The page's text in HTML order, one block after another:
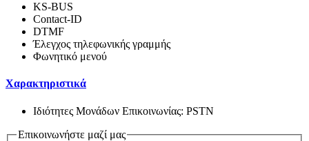
KS-BUS
Contact-ID
DTMF
Έλεγχος τηλεφωνικής γραμμής
Φωνητικό μενού
Χαρακτηριστικά
Ιδιότητες Μονάδων Επικοινωνίας: PSTN
Επικοινωνήστε μαζί μας